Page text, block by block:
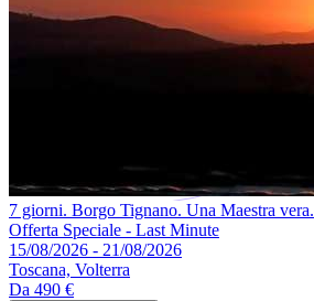
7 giorni. Borgo Tignano. Una Maestra vera.
Offerta Speciale - Last Minute
15/08/2026 - 21/08/2026
Toscana, Volterra
Da 490 €